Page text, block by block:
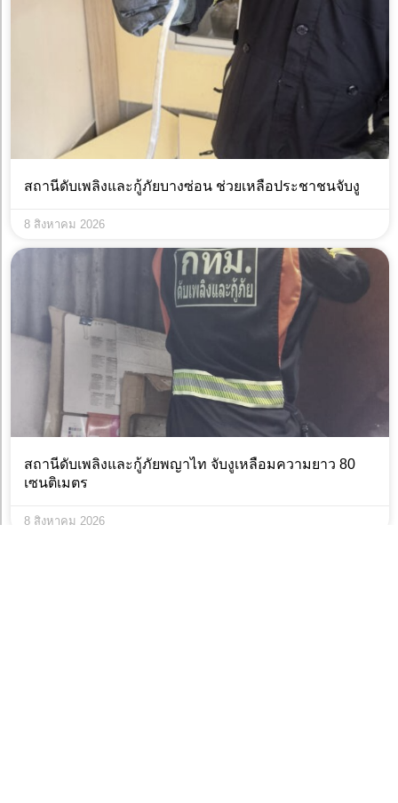
สถานีดับเพลิงและกู้ภัยบางซ่อน ช่วยเหลือประชาชนจับงู
8 สิงหาคม 2026
สถานีดับเพลิงและกู้ภัยพญาไท จับงูเหลือมความยาว 80
เซนติเมตร
8 สิงหาคม 2026